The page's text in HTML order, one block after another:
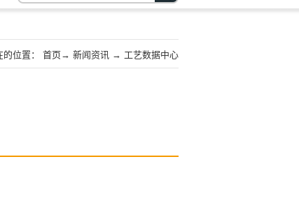
位置： 首页→ 新闻资讯 → 工艺数据中心